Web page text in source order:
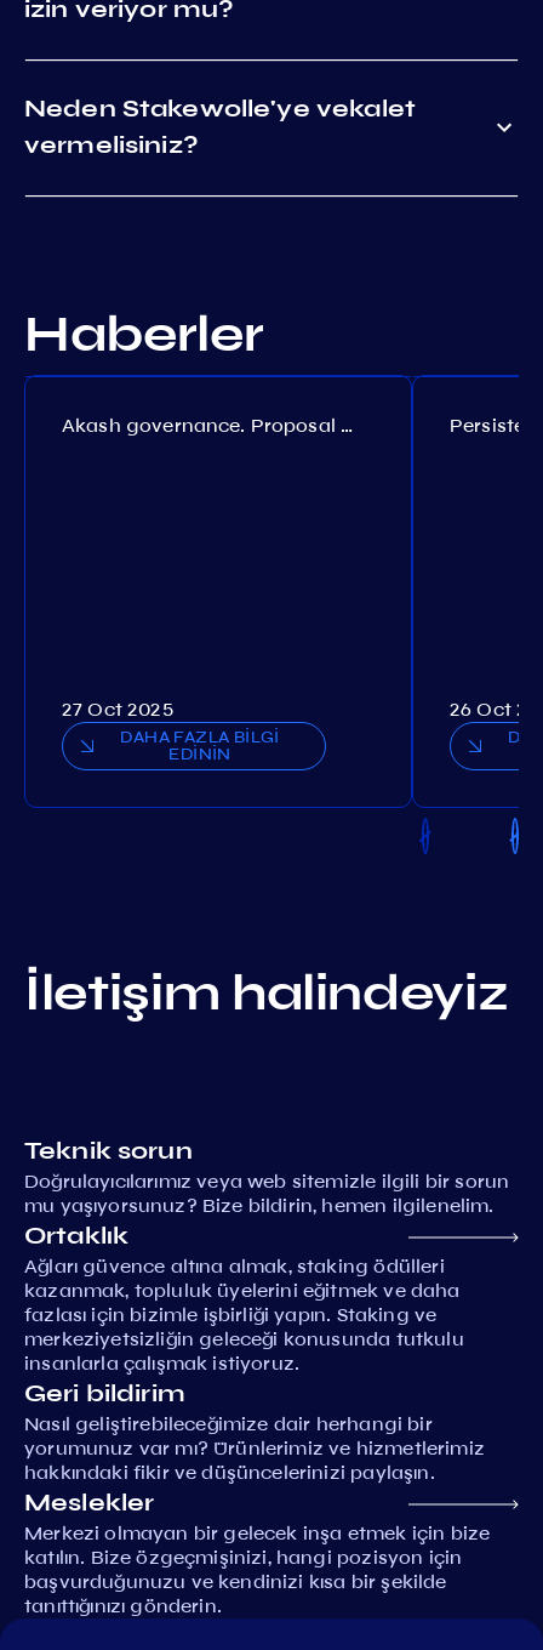
izin veriyor mu?
Neden Stakewolle'ye vekalet
vermelisiniz?
Haberler
Akash governance. Proposal №308
27 Oct 2025
DAHA FAZLA BİLGİ
EDİNİN
26 Oct
İletişim halindeyiz
Teknik sorun
Doğrulayıcılarımız veya web sitemizle ilgili bir sorun
mu yaşıyorsunuz? Bize bildirin, hemen ilgilenelim.
Ortaklık
Ağları güvence altına almak, staking ödülleri
kazanmak, topluluk üyelerini eğitmek ve daha
fazlası için bizimle işbirliği yapın. Staking ve
merkeziyetsizliğin geleceği konusunda tutkulu
insanlarla çalışmak istiyoruz.
Geri bildirim
Nasıl geliştirebileceğimize dair herhangi bir
yorumunuz var mı? Ürünlerimiz ve hizmetlerimiz
hakkındaki fikir ve düşüncelerinizi paylaşın.
Meslekler
Merkezi olmayan bir gelecek inşa etmek için bize
katılın. Bize özgeçmişinizi, hangi pozisyon için
başvurduğunuzu ve kendinizi kısa bir şekilde
tanıttığınızı gönderin.